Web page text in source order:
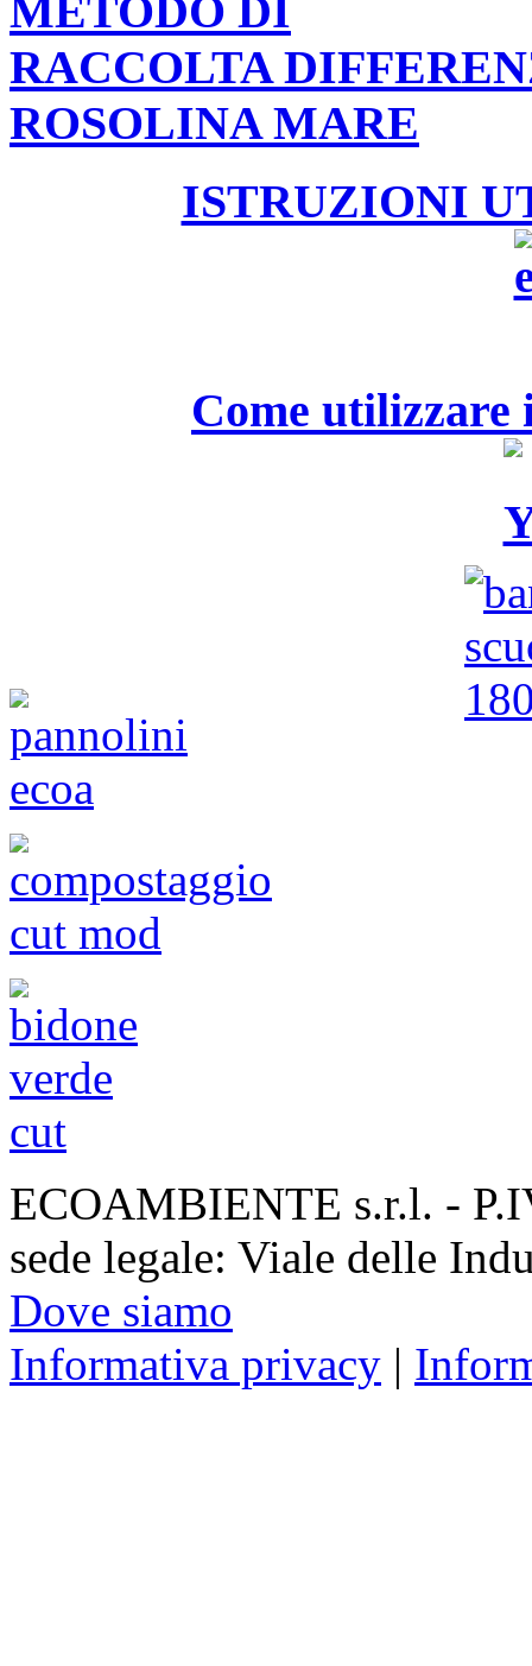
METODO DI
RACCOLTA
ROSOLINA MARE
ISTRUZIONI
Come utilizzare
ECOAMBIENTE s.r.l. -
sede legale: Viale delle
Dove siamo
Informativa privacy |